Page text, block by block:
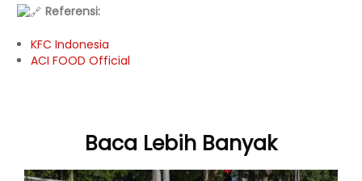
Referensi:
KFC Indonesia
ACI FOOD Official
Baca Lebih Banyak